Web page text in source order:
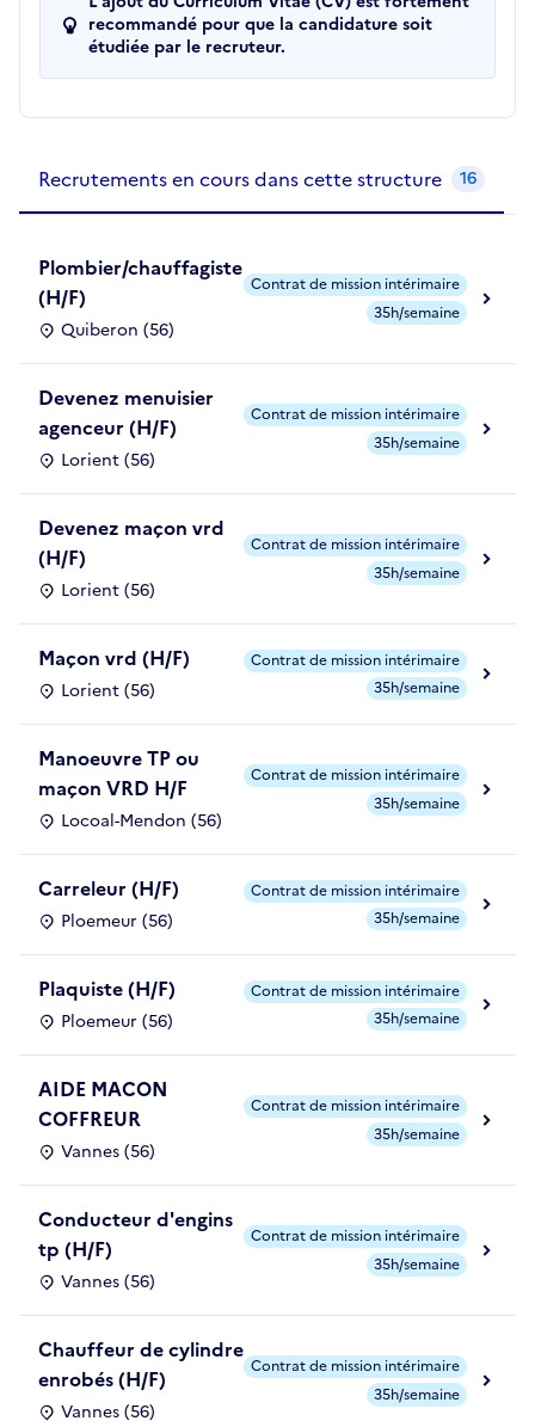
recommandé pour que la candidature soit
étudiée par le recruteur.
Recrutements en cours dans cette structure 16
Plombier/chauffagiste
(H/F)
Quiberon (56)
Contrat de mission intérimaire
35h/semaine
Devenez menuisier
agenceur (H/F)
Lorient (56)
Contrat de mission intérimaire
35h/semaine
Devenez maçon vrd
(H/F)
Lorient (56)
Contrat de mission intérimaire
35h/semaine
Maçon vrd (H/F)
Lorient (56)
Contrat de mission intérimaire
35h/semaine
Manoeuvre TP ou
maçon VRD H/F
Locoal-Mendon (56)
Contrat de mission intérimaire
35h/semaine
Carreleur (H/F)
Ploemeur (56)
Contrat de mission intérimaire
35h/semaine
Plaquiste (H/F)
Ploemeur (56)
Contrat de mission intérimaire
35h/semaine
AIDE MACON
COFFREUR
Vannes (56)
Contrat de mission intérimaire
35h/semaine
Conducteur d'engins
tp (H/F)
Vannes (56)
Contrat de mission intérimaire
35h/semaine
Chauffeur de cylindre
enrobés (H/F)
Vannes (56)
Contrat de mission intérimaire
35h/semaine